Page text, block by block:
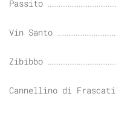
Passito
Vin Santo
Zibibbo
Cannellino di Frascati